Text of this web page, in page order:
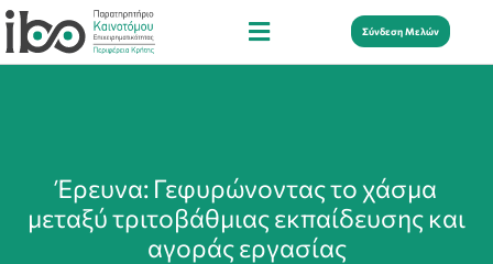
Σύνδεση Μελών
Έρευνα: Γεφυρώνοντας το χάσμα
μεταξύ τριτοβάθμιας εκπαίδευσης και
αγοράς εργασίας